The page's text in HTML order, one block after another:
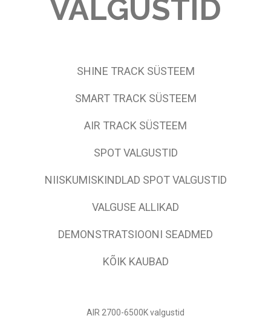
SHINE TRACK SÜSTEEM
SMART TRACK SÜSTEEM
AIR TRACK SÜSTEEM
SPOT VALGUSTID
NIISKUMISKINDLAD SPOT VALGUSTID
VALGUSE ALLIKAD
DEMONSTRATSIOONI SEADMED
KÕIK KAUBAD
AIR 2700-6500K valgustid